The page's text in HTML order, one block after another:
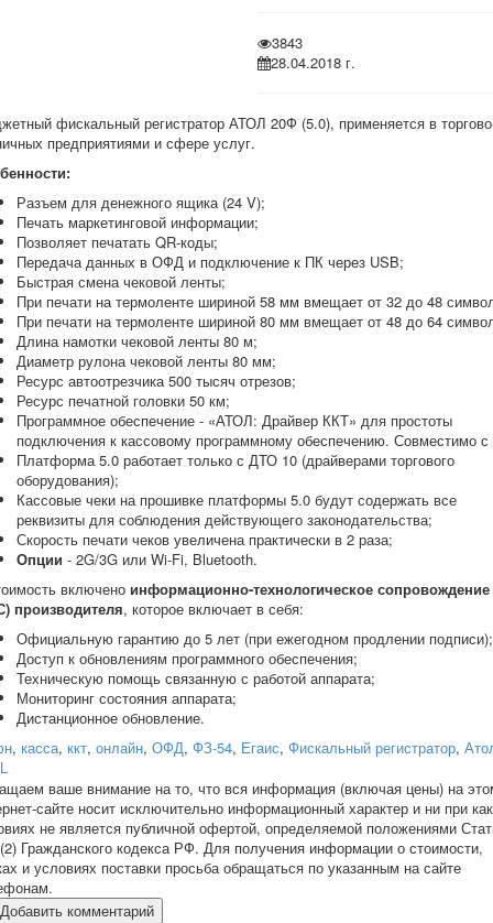
3843
28.04.2018 г.
фискальный регистратор АТОЛ 20Ф (5.0), применяется в
предприятиями и сфере услуг.
Разъем для денежного ящика (24 V);
Печать маркетинговой информации;
Позволяет печатать QR-коды;
Передача данных в ОФД и подключение к ПК через USB;
Быстрая смена чековой ленты;
При печати на термоленте шириной 58 мм вмещает от 32 до 48
При печати на термоленте шириной 80 мм вмещает от 48 до 64
Длина намотки чековой ленты 80 м;
Диаметр рулона чековой ленты 80 мм;
Ресурс автоотрезчика 500 тысяч отрезов;
Ресурс печатной головки 50 км;
Программное обеспечение - «АТОЛ: Драйвер ККТ» для простоты
подключения к кассовому программному обеспечению. Совместимо
Платформа 5.0 работает только с ДТО 10 (драйверами торгового
оборудования);
Кассовые чеки на прошивке платформы 5.0 будут содержать все
реквизиты для соблюдения действующего законодательства;
Скорость печати чеков увеличена практически в 2 раза;
Опции - 2G/3G или Wi-Fi, Bluetooth.
включено информационно-технологическое сопровождение
производителя, которое включает в себя:
Официальную гарантию до 5 лет (при ежегодном продлении подписи);
Доступ к обновлениям программного обеспечения;
Техническую помощь связанную с работой аппарата;
Мониторинг состояния аппарата;
Дистанционное обновление.
, касса, ккт, онлайн, ОФД, ФЗ-54, Егаис, Фискальный регистратор,
ваше внимание на то, что вся информация (включая цены) на
сайте носит исключительно информационный характер и ни при
не является публичной офертой, определяемой положениями
Гражданского кодекса РФ. Для получения информации о стоимости,
и условиях поставки просьба обращаться по указанным на сайте
Добавить комментарий